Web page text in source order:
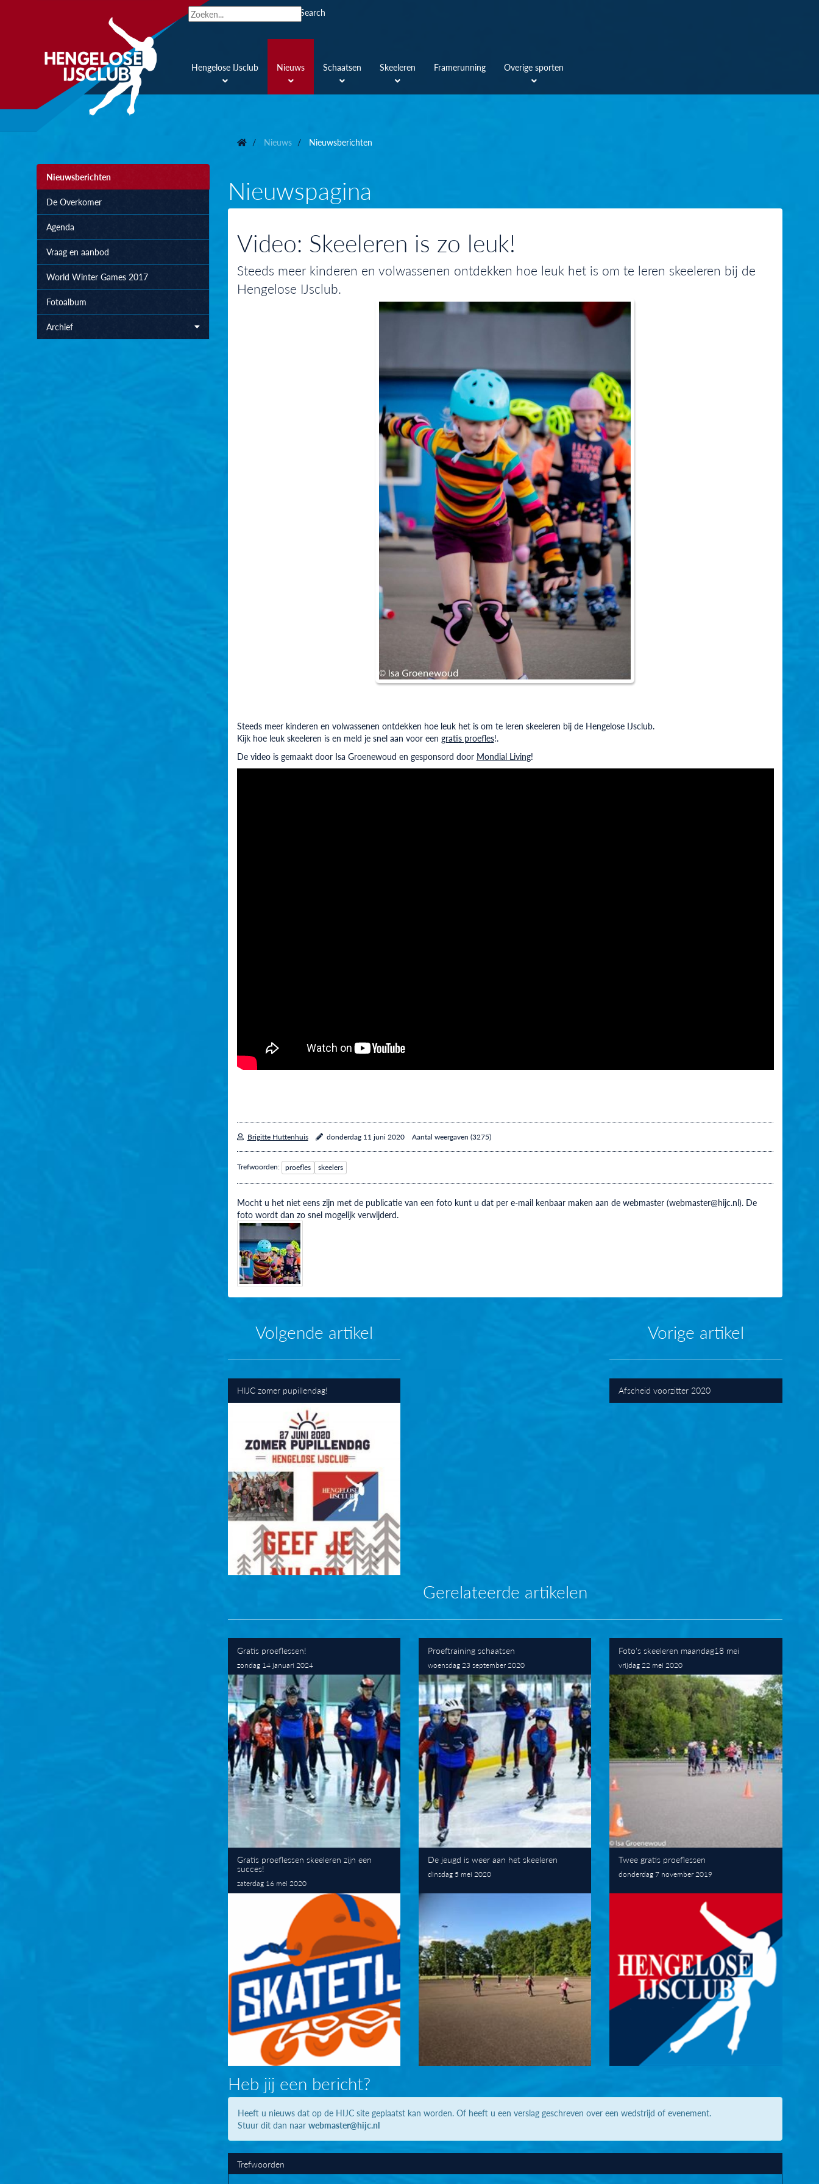
Search
Hengelose IJsclub Nieuws Schaatsen Skeeleren Framerunning Overige sporten
Nieuwsberichten
De Overkomer
Agenda
Vraag en aanbod
World Winter Games 2017
Fotoalbum
Archief
Nieuws Nieuwsberichten
Nieuwspagina
Video: Skeeleren is zo leuk!
Steeds meer kinderen en volwassenen ontdekken hoe leuk het is om te leren skeeleren bij de
Hengelose IJsclub.
Steeds meer kinderen en volwassenen ontdekken hoe leuk het is om te leren skeeleren bij de Hengelose IJsclub.
Kijk hoe leuk skeeleren is en meld je snel aan voor een gratis proefles!.
De video is gemaakt door Isa Groenewoud en gesponsord door Mondial Living!
Brigitte Huttenhuis donderdag 11 juni 2020 Aantal weergaven (3275)
Trefwoorden: proefles skeelers
Mocht u het niet eens zijn met de publicatie van een foto kunt u dat per e-mail kenbaar maken aan de webmaster (webmaster@hijc.nl). De
foto wordt dan zo snel mogelijk verwijderd.
Volgende artikel
HIJC zomer pupillendag!
Vorige artikel
Afscheid voorzitter 2020
Gerelateerde artikelen
Gratis proeflessen!
zondag 14 januari 2024
Proeftraining schaatsen
woensdag 23 september 2020
Foto's skeeleren maandag18 mei
vrijdag 22 mei 2020
Gratis proeflessen skeeleren zijn een
succes!
zaterdag 16 mei 2020
De jeugd is weer aan het skeeleren
dinsdag 5 mei 2020
Twee gratis proeflessen
donderdag 7 november 2019
Heb jij een bericht?
Heeft u nieuws dat op de HIJC site geplaatst kan worden. Of heeft u een verslag geschreven over een wedstrijd of evenement.
Stuur dit dan naar webmaster@hijc.nl
Trefwoorden